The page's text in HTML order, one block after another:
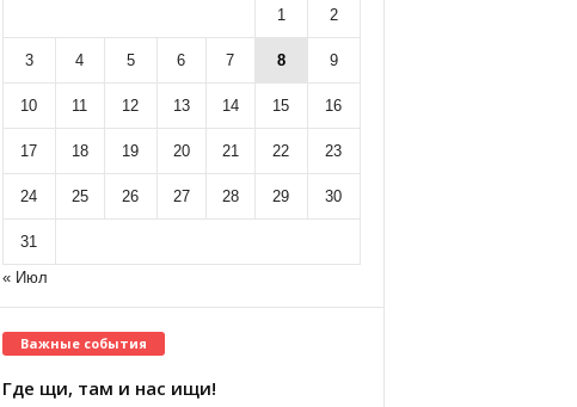
1 2
3 4 5 6 7 8 9
10 11 12 13 14 15 16
17 18 19 20 21 22 23
24 25 26 27 28 29 30
31
« Июл
Важные события
Где щи, там и нас ищи!